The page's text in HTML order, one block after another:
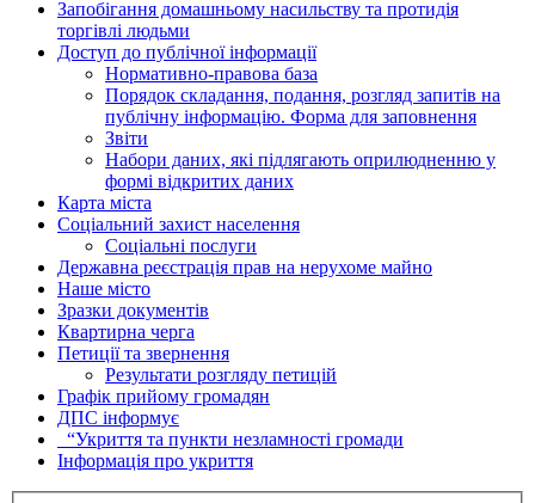
Запобігання домашньому насильству та протидія
торгівлі людьми
Доступ до публічної інформації
Нормативно-правова база
Порядок складання, подання, розгляд запитів на
публічну інформацію. Форма для заповнення
Звіти
Набори даних, які підлягають оприлюдненню у
формі відкритих даних
Карта міста
Соціальний захист населення
Соціальні послуги
Державна реєстрація прав на нерухоме майно
Наше місто
Зразки документів
Квартирна черга
Петиції та звернення
Результати розгляду петицій
Графік прийому громадян
ДПС інформує
“Укриття та пункти незламності громади
Інформація про укриття